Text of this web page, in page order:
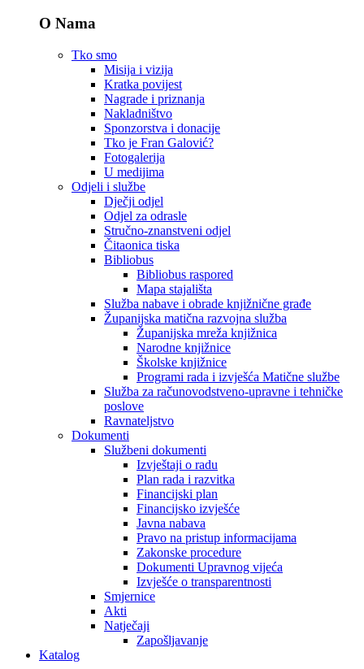
O Nama
Tko smo
Misija i vizija
Kratka povijest
Nagrade i priznanja
Nakladništvo
Sponzorstva i donacije
Tko je Fran Galović?
Fotogalerija
U medijima
Odjeli i službe
Dječji odjel
Odjel za odrasle
Stručno-znanstveni odjel
Čitaonica tiska
Bibliobus
Bibliobus raspored
Mapa stajališta
Služba nabave i obrade knjižnične građe
Županijska matična razvojna služba
Županijska mreža knjižnica
Narodne knjižnice
Školske knjižnice
Programi rada i izvješća Matične službe
Služba za računovodstveno-upravne i tehničke
poslove
Ravnateljstvo
Dokumenti
Službeni dokumenti
Izvještaji o radu
Plan rada i razvitka
Financijski plan
Financijsko izvješće
Javna nabava
Pravo na pristup informacijama
Zakonske procedure
Dokumenti Upravnog vijeća
Izvješće o transparentnosti
Smjernice
Akti
Natječaji
Zapošljavanje
Katalog